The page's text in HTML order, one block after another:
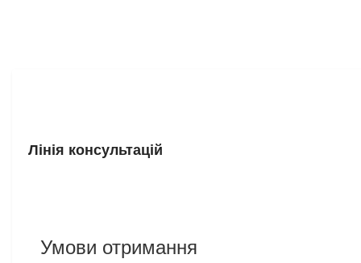
Лінія консультацій
Умови отримання